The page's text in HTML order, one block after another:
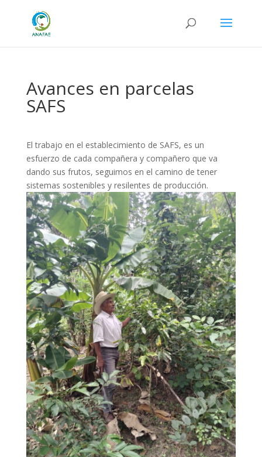
Avances en parcelas
SAFS
El trabajo en el establecimiento de SAFS, es un
esfuerzo de cada compañera y compañero que va
dando sus frutos, seguimos en el camino de tener
sistemas sostenibles y resilentes de producción.